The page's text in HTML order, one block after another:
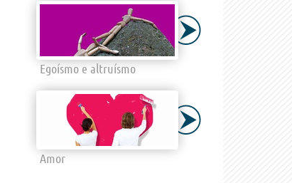
Egoísmo e altruísmo
Amor